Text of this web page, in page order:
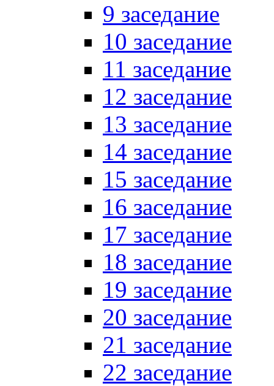
9 заседание
10 заседание
11 заседание
12 заседание
13 заседание
14 заседание
15 заседание
16 заседание
17 заседание
18 заседание
19 заседание
20 заседание
21 заседание
22 заседание